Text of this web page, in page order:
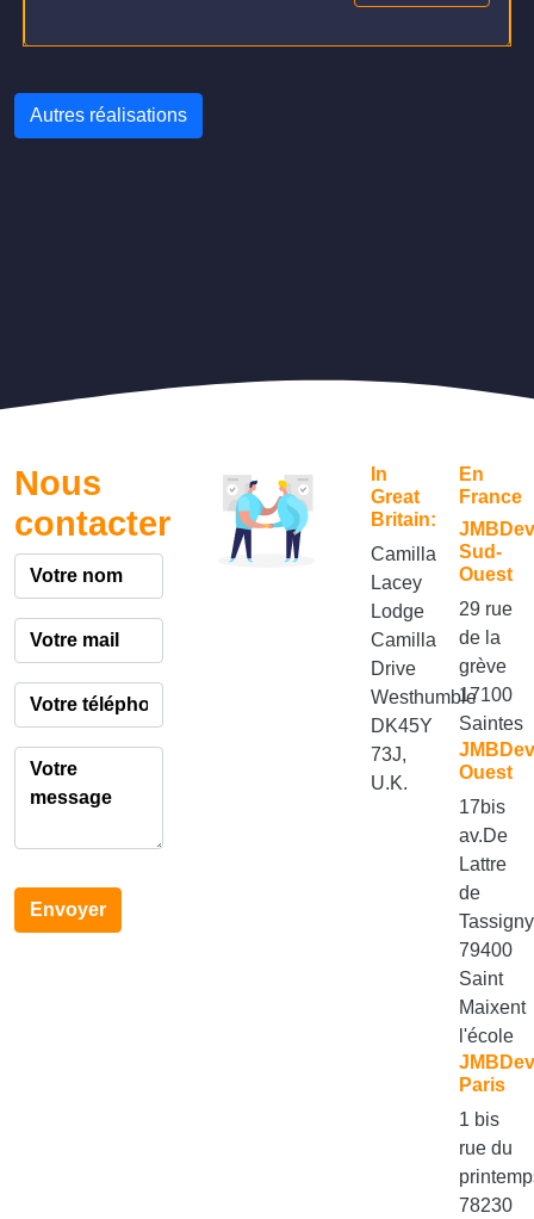
Autres réalisations
Nous
contacter
Envoyer
In
Great
Britain:
Camilla
Lacey
Lodge
Camilla
Drive
Westhumble
DK45Y
73J,
U.K.
En
France
Sud-
Ouest
29 rue
de la
grève
17100
Saintes
Ouest
17bis
av.De
Lattre
de
Tassigny
79400
Saint
Maixent
l'école
Paris
1 bis
rue du
78230